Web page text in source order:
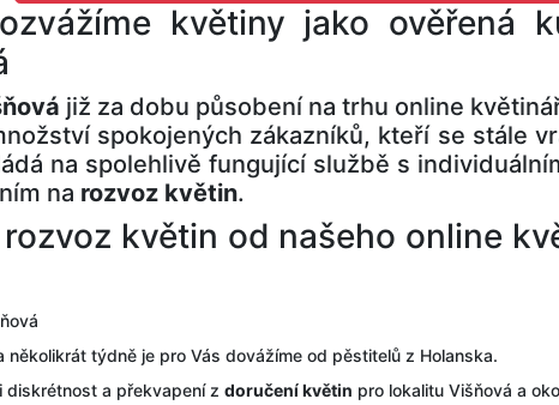
květiny jako ověřená
již za dobu působení na trhu online
spokojených zákazníků, kteří se stále
na spolehlivě fungující službě s
na rozvoz květin.
květin od našeho online
několikrát týdně je pro Vás dovážíme od pěstitelů z Holanska.
diskrétnost a překvapení z doručení květin pro lokalitu Višňová a